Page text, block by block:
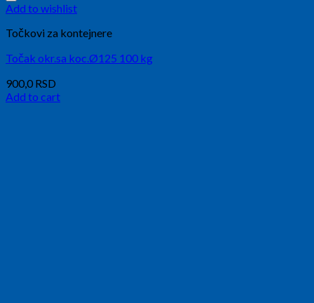
Add to wishlist
Točkovi za kontejnere
Točak okr.sa koc.Ø125 100 kg
900,0 RSD
Add to cart